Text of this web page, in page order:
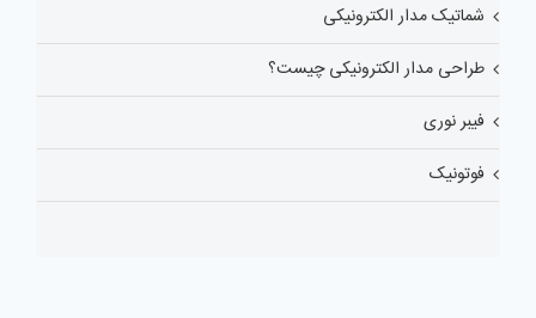
شماتیک مدار الکترونیکی
طراحی مدار الکترونیکی چیست؟
فیبر نوری
فوتونیک